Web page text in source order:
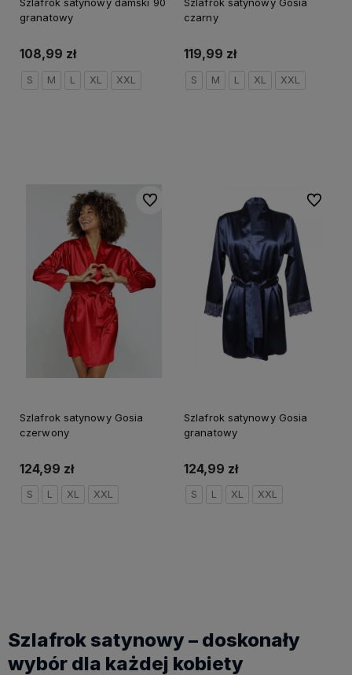
granatowy
108,99 zł
S M L XL XXL
czarny
119,99 zł
S M L XL XXL
Szlafrok satynowy Gosia
czerwony
124,99 zł
S L XL XXL
Do ulubionych
Szlafrok satynowy Gosia
granatowy
124,99 zł
S L XL XXL
Do
Szlafrok satynowy – doskonały
wybór dla każdej kobiety